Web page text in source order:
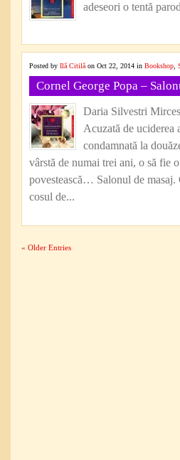
adeseori o tentă
Posted by Ilă Citilă on Oct 22, 2014 in Bookshop
Cornel George Popa –
Daria Silvestri
Acuzată de uciderea
condamnată la
vârstă de numai trei ani, o să fie
povestească… Salonul de
cosul de...
« Older Entries